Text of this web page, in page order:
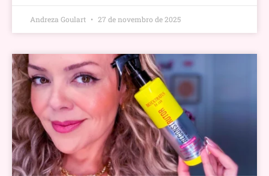
Andreza Goulart 27 de novembro de 2025